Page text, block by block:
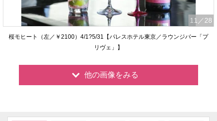
11 ／28
桜モヒート（左／￥2100）4/1?5/31【パレスホテル東京／ラウンジバー「プ
リヴェ」】
他の画像をみる